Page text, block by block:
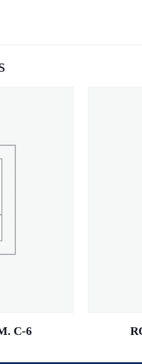
C-6